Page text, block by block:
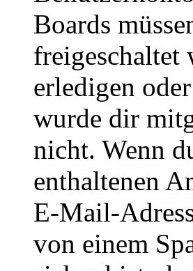
Boards
freigeschaltet
erledigen
wurde dir
nicht. Wenn
enthaltenen
E-Mail-
von einem